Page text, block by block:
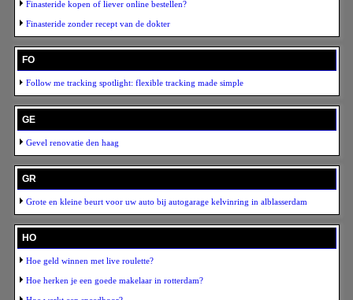
Finasteride kopen of liever online bestellen?
Finasteride zonder recept van de dokter
FO
Follow me tracking spotlight: flexible tracking made simple
GE
Gevel renovatie den haag
GR
Grote en kleine beurt voor uw auto bij autogarage kelvinring in alblasserdam
HO
Hoe geld winnen met live roulette?
Hoe herken je een goede makelaar in rotterdam?